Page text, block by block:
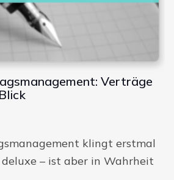
Verträge
klingt erstmal
– ist aber in Wahrheit